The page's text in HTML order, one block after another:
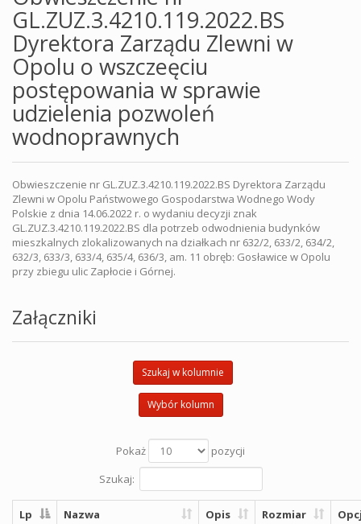
GL.ZUZ.3.4210.119.2022.BS
Dyrektora Zarządu Zlewni w
Opolu o wszczeęciu
postępowania w sprawie
udzielenia pozwoleń
wodnoprawnych
Obwieszczenie nr GL.ZUZ.3.4210.119.2022.BS Dyrektora Zarządu
Zlewni w Opolu Państwowego Gospodarstwa Wodnego Wody
Polskie z dnia 14.06.2022 r. o wydaniu decyzji znak
GL.ZUZ.3.4210.119.2022.BS dla potrzeb odwodnienia budynków
mieszkalnych zlokalizowanych na działkach nr 632/2, 633/2, 634/2,
632/3, 633/3, 633/4, 635/4, 636/3, am. 11 obręb: Gosławice w Opolu
przy zbiegu ulic Zapłocie i Górnej.
Załączniki
Szukaj w kolumnie
Wybór kolumn
Pokaż
pozycji
Szukaj:
Lp Nazwa Opis Rozmiar